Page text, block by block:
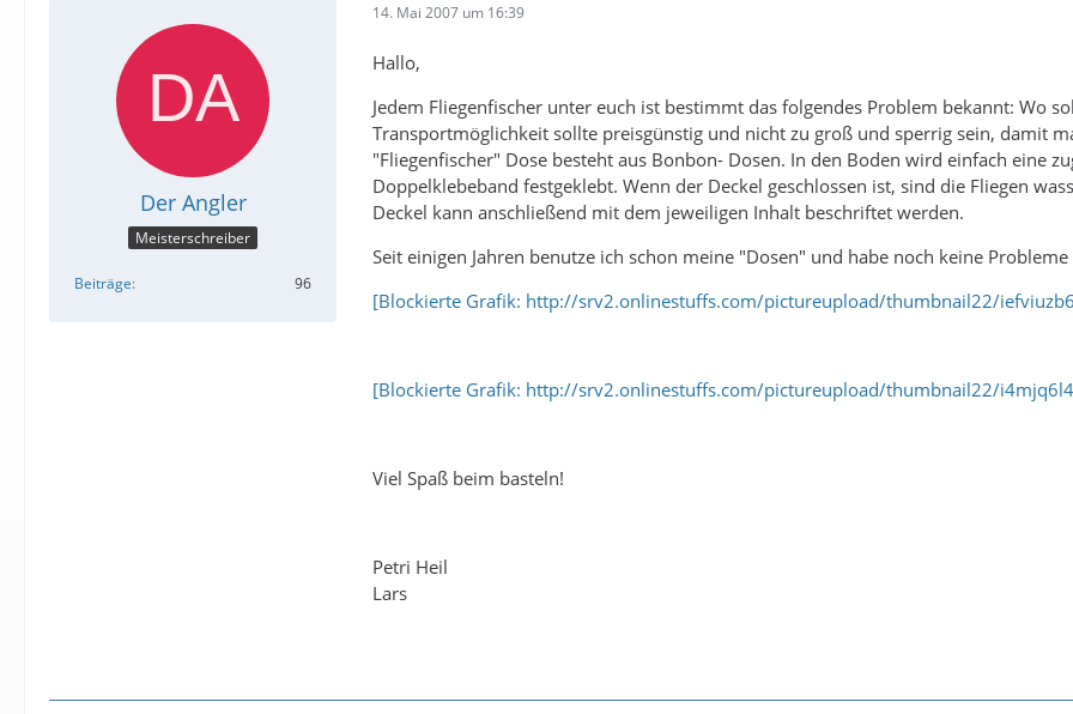
Der Angler
Meisterschreiber
Beiträge 96
14. Mai 2007 um 16:39
Hallo,
Jedem Fliegenfischer unter euch ist bestimmt das folgendes Problem bekannt: Wo
Transportmöglichkeit sollte preisgünstig und nicht zu groß und sperrig sein, damit
"Fliegenfischer" Dose besteht aus Bonbon- Dosen. In den Boden wird einfach eine
Doppelklebeband festgeklebt. Wenn der Deckel geschlossen ist, sind die Fliegen
Deckel kann anschließend mit dem jeweiligen Inhalt beschriftet werden.
Seit einigen Jahren benutze ich schon meine "Dosen" und habe noch keine
[Blockierte Grafik: http://srv2.onlinestuffs.com/pictureupload/thumbnail22/
[Blockierte Grafik: http://srv2.onlinestuffs.com/pictureupload/thumbnail22/
Viel Spaß beim basteln!
Petri Heil
Lars